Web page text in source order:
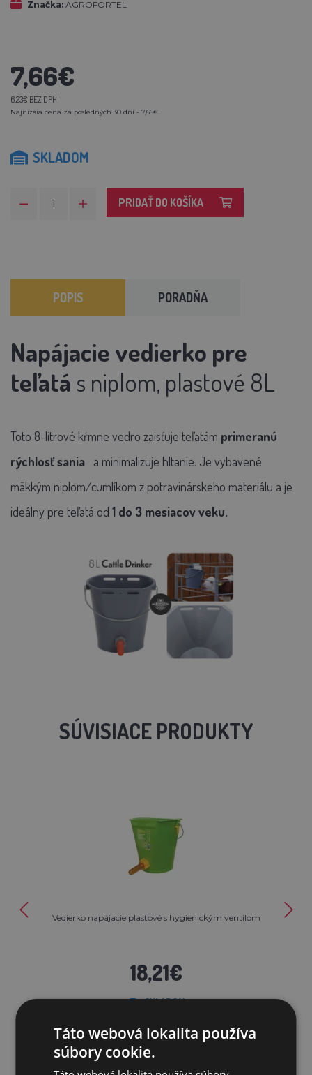
Značka: AGROFORTEL
7,66€
6,23€ BEZ DPH
Najnižšia cena za posledných 30 dní - 7,66€
SKLADOM
PRIDAŤ DO KOŠÍKA
POPIS PORADŇA
Napájacie vedierko pre
teľatás niplom, plastové 8L
Toto 8-litrové kŕmne vedro zaisťuje teľatám primeranú
rýchlosť sania a minimalizuje hltanie. Je vybavené
mäkkým niplom/cumlíkom z potravinárskeho materiálu a je
ideálny pre teľatá od 1 do 3 mesiacov veku.
SÚVISIACE PRODUKTY
Vedierko napájacie plastové s hygienickým ventilom
18,21€
SKLADOM
PRIDAŤ DO KOŠÍKA
Táto webová lokalita používa
súbory cookie.